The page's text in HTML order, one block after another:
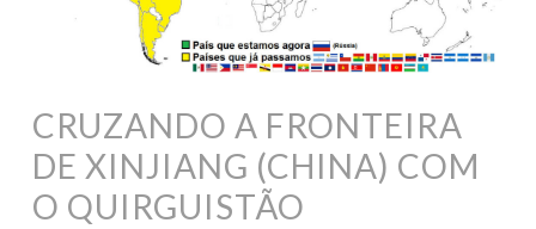
CRUZANDO A FRONTEIRA
DE XINJIANG (CHINA) COM
O QUIRGUISTÃO